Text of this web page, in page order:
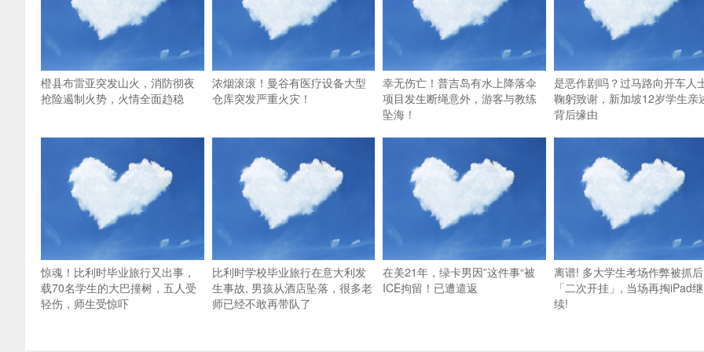
橙县布雷亚突发山火，消防彻夜
抢险遏制火势，火情全面趋稳
浓烟滚滚！曼谷有医疗设备大型
仓库突发严重火灾！
幸无伤亡！普吉岛有水上降落伞
项目发生断绳意外，游客与教练
坠海！
是恶作剧吗？过马路向开车人
鞠躬致谢，新加坡12岁学生亲
背后缘由
惊魂！比利时毕业旅行又出事，
载70名学生的大巴撞树，五人受
轻伤，师生受惊吓
比利时学校毕业旅行在意大利发
生事故, 男孩从酒店坠落，很多老
师已经不敢再带队了
在美21年，绿卡男因”这件事“被
ICE拘留！已遭遣返
离谱! 多大学生考场作弊被抓后
「二次开挂」, 当场再掏iPad继
续!